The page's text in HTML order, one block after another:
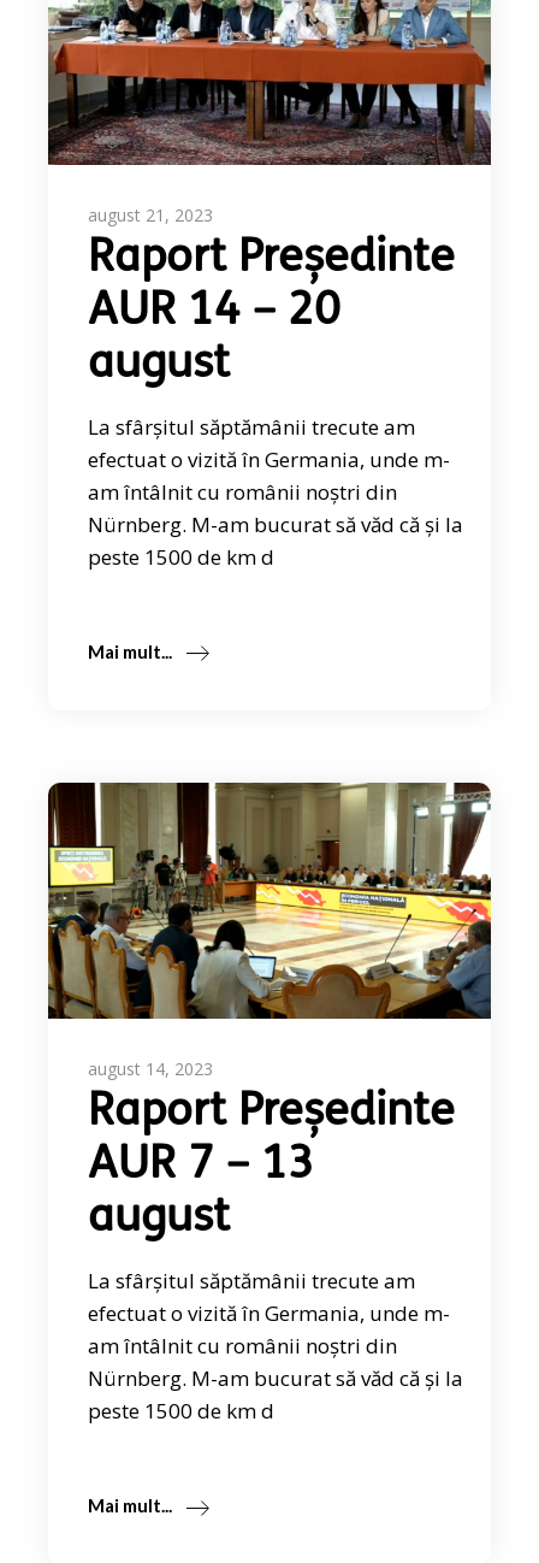
august 21, 2023
Raport Președinte
AUR 14 – 20
august
La sfârșitul săptămânii trecute am
efectuat o vizită în Germania, unde m-
am întâlnit cu românii noștri din
Nürnberg. M-am bucurat să văd că și la
peste 1500 de km d
Mai mult...
august 14, 2023
Raport Președinte
AUR 7 – 13
august
La sfârșitul săptămânii trecute am
efectuat o vizită în Germania, unde m-
am întâlnit cu românii noștri din
Nürnberg. M-am bucurat să văd că și la
peste 1500 de km d
Mai mult...